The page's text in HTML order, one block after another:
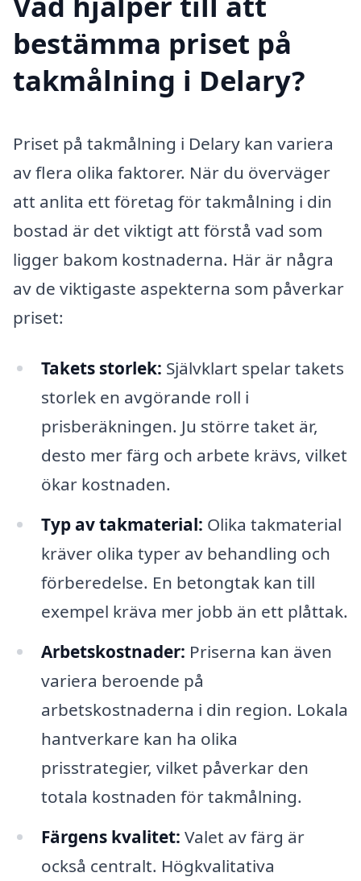
bestämma priset på
takmålning i Delary?
Priset på takmålning i Delary kan variera
av flera olika faktorer. När du överväger
att anlita ett företag för takmålning i din
bostad är det viktigt att förstå vad som
ligger bakom kostnaderna. Här är några
av de viktigaste aspekterna som påverkar
priset:
Takets storlek: Självklart spelar takets
storlek en avgörande roll i
prisberäkningen. Ju större taket är,
desto mer färg och arbete krävs, vilket
ökar kostnaden.
Typ av takmaterial: Olika takmaterial
kräver olika typer av behandling och
förberedelse. En betongtak kan till
exempel kräva mer jobb än ett plåttak.
Arbetskostnader: Priserna kan även
variera beroende på
arbetskostnaderna i din region. Lokala
hantverkare kan ha olika
prisstrategier, vilket påverkar den
totala kostnaden för takmålning.
Färgens kvalitet: Valet av färg är
också centralt. Högkvalitativa